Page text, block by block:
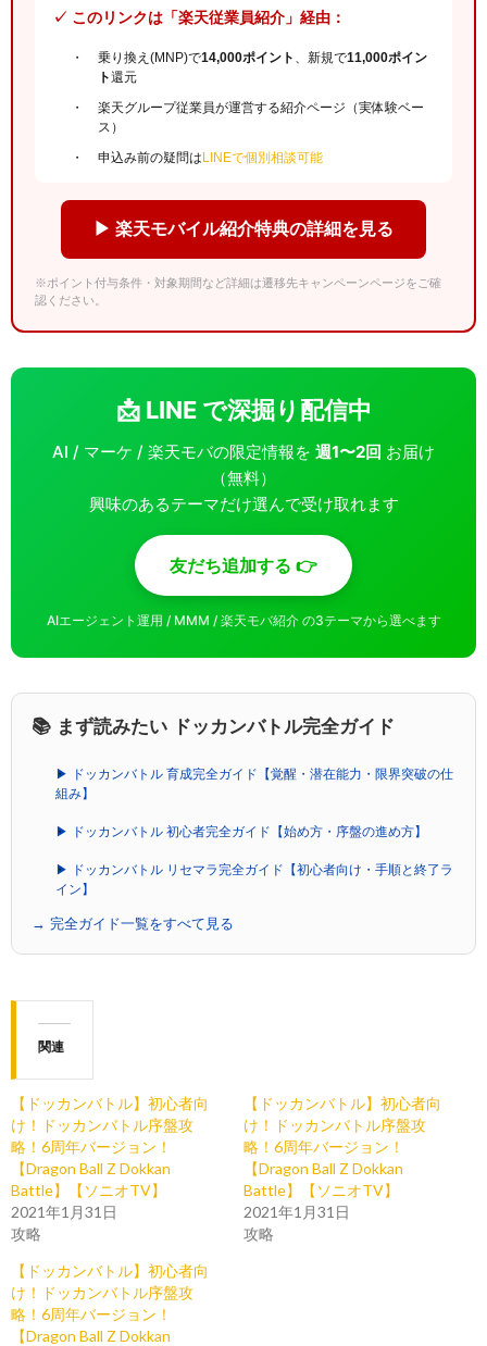
✓ このリンクは「楽天従業員紹介」経由：
乗り換え(MNP)で14,000ポイント 、新規で11,000ポイン
ト還元
楽天グループ従業員が運営する紹介ページ（実体験ベー
ス）
申込み前の疑問は LINEで個別相談可能
▶ 楽天モバイル紹介特典の詳細を見る
※ポイント付与条件・対象期間など詳細は遷移先キャンペーンページをご確
認ください。
📩 LINE で深掘り配信中
AI / マーケ / 楽天モバの限定情報を 週1〜2回 お届け
（無料）
興味のあるテーマだけ選んで受け取れます
友だち追加する 👉
AIエージェント運用 / MMM / 楽天モバ紹介 の3テーマから選べます
📚 まず読みたい ドッカンバトル完全ガイド
▶ ドッカンバトル 育成完全ガイド【覚醒・潜在能力・限界突破の仕
組み】
▶ ドッカンバトル 初心者完全ガイド【始め方・序盤の進め方】
▶ ドッカンバトル リセマラ完全ガイド【初心者向け・手順と終了ラ
イン】
→ 完全ガイド一覧をすべて見る
関連
【ドッカンバトル】初心者向
け！ドッカンバトル序盤攻
略！6周年バージョン！
【Dragon Ball Z Dokkan
Battle】【ソニオTV】
2021年1月31日
攻略
【ドッカンバトル】初心者向
け！ドッカンバトル序盤攻
略！6周年バージョン！
【Dragon Ball Z Dokkan
Battle】【ソニオTV】
2021年1月31日
攻略
【ドッカンバトル】初心者向
け！ドッカンバトル序盤攻
略！6周年バージョン！
【Dragon Ball Z Dokkan